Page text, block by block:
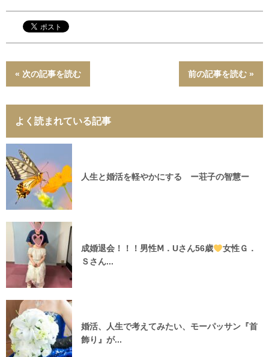
« 次の記事を読む 前の記事を読む »
よく読まれている記事
人生と婚活を軽やかにする ー荘子の智慧ー
成婚退会！！！男性Ⅿ．Uさん56歳
女性Ｇ．
Ｓさん...
婚活、人生で考えてみたい、モーパッサン『首
飾り』が...